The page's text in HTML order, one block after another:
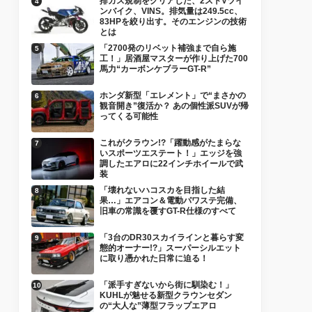
ンバイク、VINS。排気量は249.5cc、
83HPを絞り出す。そのエンジンの技術
とは
「2700発のリベット補強まで自ら施
工！」居酒屋マスターが作り上げた700
馬力“カーボンケブラーGT-R”
ホンダ新型「エレメント」で“まさかの
観音開き”復活か？ あの個性派SUVが帰
ってくる可能性
これがクラウン!?「躍動感がたまらな
いスポーツエステート！」エッジを強
調したエアロに22インチホイールで武
装
「壊れないハコスカを目指した結
果…」エアコン＆電動パワステ完備、
旧車の常識を覆すGT-R仕様のすべて
「3台のDR30スカイラインと暮らす変
態的オーナー!?」スーパーシルエット
に取り憑かれた日常に迫る！
「派手すぎないから街に馴染む！」
KUHLが魅せる新型クラウンセダン
の“大人な”薄型フラップエアロ